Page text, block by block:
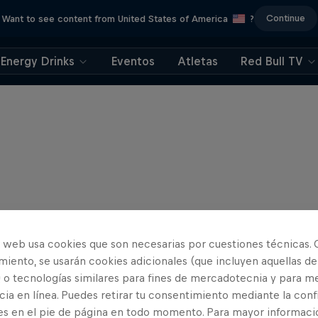
Want to see content from United States of America ? Continue
Energy Drinks Eventos Atletas Red Bull TV
web usa cookies que son necesarias por cuestiones técnicas.
se usarán cookies adicionales (que incluyen aquellas de
tecnologías similares para fines de mercadotecnia y para
en línea. Puedes retirar tu consentimiento mediante la
en el pie de página en todo momento. Para mayor